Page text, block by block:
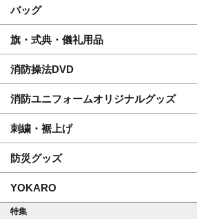
バッグ
旗・式典・儀礼用品
消防操法DVD
消防ユニフォームオリジナルグッズ
刺繍・裾上げ
防災グッズ
YOKARO
特集